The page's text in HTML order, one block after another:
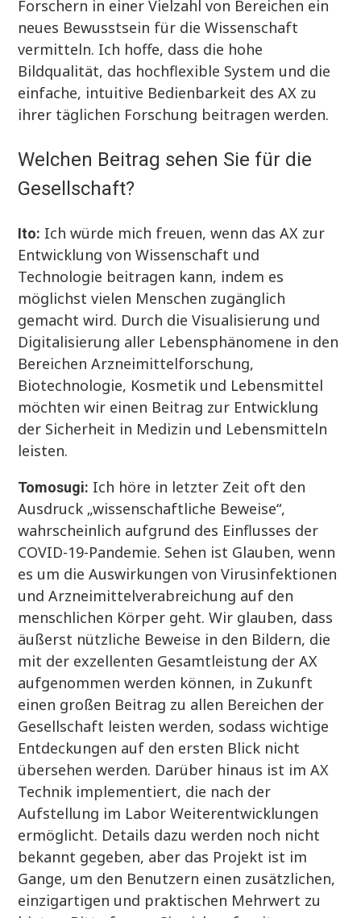
Forschern in einer Vielzahl von Bereichen ein
neues Bewusstsein für die Wissenschaft
vermitteln. Ich hoffe, dass die hohe
Bildqualität, das hochflexible System und die
einfache, intuitive Bedienbarkeit des AX zu
ihrer täglichen Forschung beitragen werden.
Welchen Beitrag sehen Sie für die
Gesellschaft?
Ito: Ich würde mich freuen, wenn das AX zur
Entwicklung von Wissenschaft und
Technologie beitragen kann, indem es
möglichst vielen Menschen zugänglich
gemacht wird. Durch die Visualisierung und
Digitalisierung aller Lebensphänomene in den
Bereichen Arzneimittelforschung,
Biotechnologie, Kosmetik und Lebensmittel
möchten wir einen Beitrag zur Entwicklung
der Sicherheit in Medizin und Lebensmitteln
leisten.
Tomosugi: Ich höre in letzter Zeit oft den
Ausdruck „wissenschaftliche Beweise“,
wahrscheinlich aufgrund des Einflusses der
COVID-19-Pandemie. Sehen ist Glauben, wenn
es um die Auswirkungen von Virusinfektionen
und Arzneimittelverabreichung auf den
menschlichen Körper geht. Wir glauben, dass
äußerst nützliche Beweise in den Bildern, die
mit der exzellenten Gesamtleistung der AX
aufgenommen werden können, in Zukunft
einen großen Beitrag zu allen Bereichen der
Gesellschaft leisten werden, sodass wichtige
Entdeckungen auf den ersten Blick nicht
übersehen werden. Darüber hinaus ist im AX
Technik implementiert, die nach der
Aufstellung im Labor Weiterentwicklungen
ermöglicht. Details dazu werden noch nicht
bekannt gegeben, aber das Projekt ist im
Gange, um den Benutzern einen zusätzlichen,
einzigartigen und praktischen Mehrwert zu